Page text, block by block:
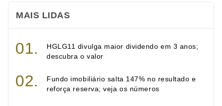
MAIS LIDAS
HGLG11 divulga maior dividendo em 3 anos;
descubra o valor
Fundo imobiliário salta 147% no resultado e
reforça reserva; veja os números